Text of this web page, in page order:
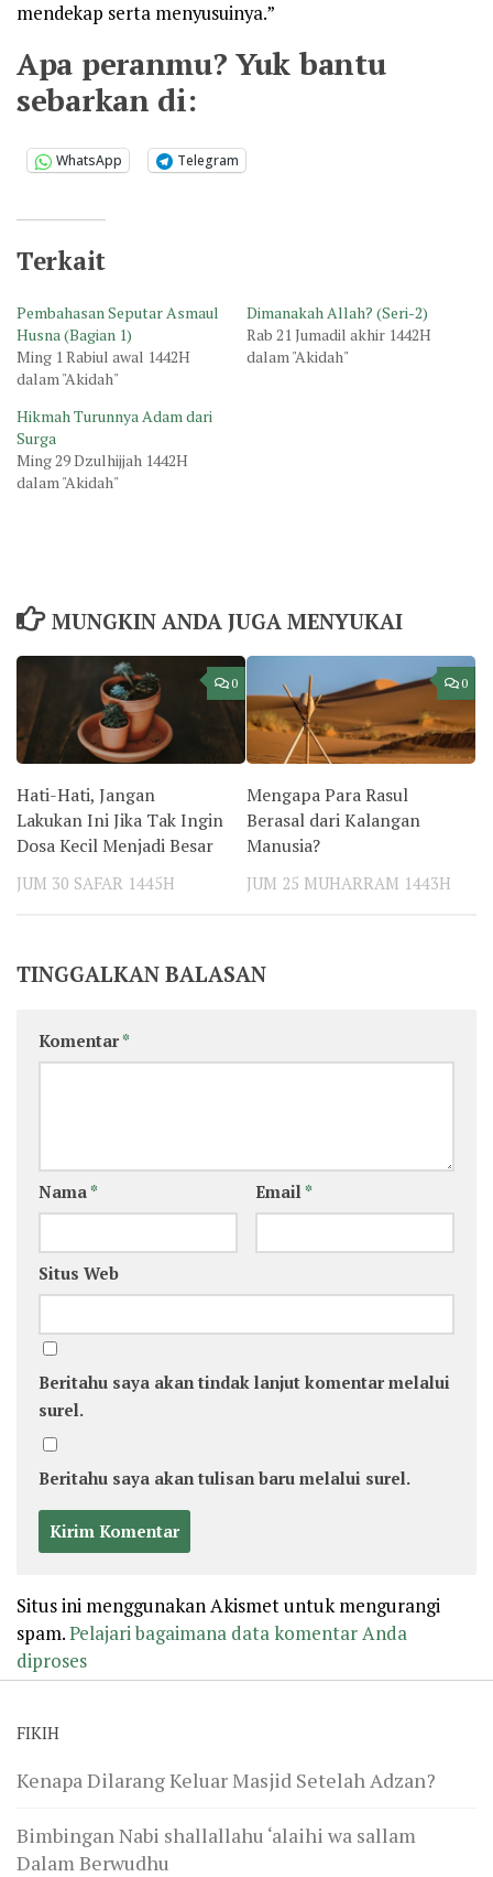
mendekap serta menyusuinya.”
Apa peranmu? Yuk bantu
sebarkan di:
WhatsApp Telegram
Terkait
Pembahasan Seputar Asmaul
Husna (Bagian 1)
Ming 1 Rabiul awal 1442H
dalam "Akidah"
Dimanakah Allah? (Seri-2)
Rab 21 Jumadil akhir 1442H
dalam "Akidah"
Hikmah Turunnya Adam dari
Surga
Ming 29 Dzulhijjah 1442H
dalam "Akidah"
MUNGKIN ANDA JUGA MENYUKAI
0
Hati-Hati, Jangan
Lakukan Ini Jika Tak Ingin
Dosa Kecil Menjadi Besar
JUM 30 SAFAR 1445H
0
Mengapa Para Rasul
Berasal dari Kalangan
Manusia?
JUM 25 MUHARRAM 1443H
TINGGALKAN BALASAN
Komentar*
Nama * Email *
Situs Web
Beritahu saya akan tindak lanjut komentar melalui
surel.
Beritahu saya akan tulisan baru melalui surel.
Situs ini menggunakan Akismet untuk mengurangi
spam.Pelajari bagaimana data komentar Anda
diproses
FIKIH
Kenapa Dilarang Keluar Masjid Setelah Adzan?
Bimbingan Nabi shallallahu ‘alaihi wa sallam
Dalam Berwudhu